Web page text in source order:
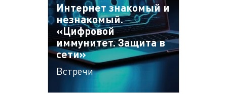
Интернет знакомый и
незнакомый.
«Цифровой
иммунитет. Защита в
сети»
Встречи